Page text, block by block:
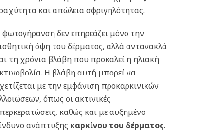
και απώλεια σφριγηλότητας.
δεν επηρεάζει μόνο την
όψη του δέρματος, αλλά αντανακλά
τη χρόνια βλάβη που προκαλεί η ηλιακή
Η βλάβη αυτή μπορεί να
με την εμφάνιση προκαρκινικών
όπως οι ακτινικές
καθώς και με αυξημένο
ανάπτυξης καρκίνου του δέρματος.